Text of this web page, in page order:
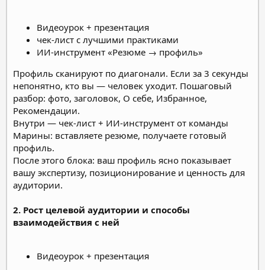
Видеоурок + презентация
чек-лист с лучшими практиками
ИИ-инструмент «Резюме → профиль»
Профиль сканируют по диагонали. Если за 3 секунды
непонятно, кто вы — человек уходит. Пошаговый
разбор: фото, заголовок, О себе, Избранное,
Рекомендации.
Внутри — чек-лист + ИИ-инструмент от команды
Марины: вставляете резюме, получаете готовый
профиль.
После этого блока: ваш профиль ясно показывает
вашу экспертизу, позиционирование и ценность для
аудитории.
2. Рост целевой аудитории и способы
взаимодействия с ней
Видеоурок + презентация